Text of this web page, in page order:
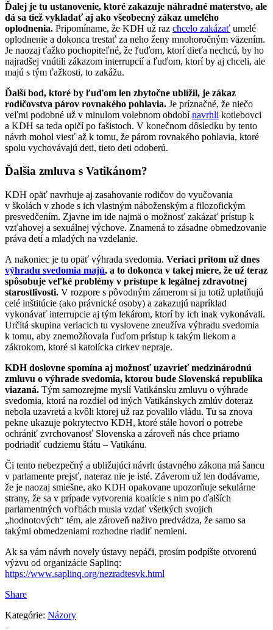
Ďalej je tu ustanovenie, ktoré zakazuje náhradné materstvo, ale
dá sa tiež vykladať aj ako všeobecný zákaz umelého
oplodnenia. Pripomíname, že KDH už raz chcelo zakázať umelé
oplodnenie a dokonca trestať za neho ženy mnohoročným väzením.
Je naozaj ťažko pochopiteľné, že ľuďom, ktorí dieťa nechcú, by ho
najradšej vnútili zákazom interrupcií a ľuďom, ktorí by aj chceli, ale
majú s tým ťažkosti, to zakážu.
Ďalší bod, ktoré by ľuďom len zbytočne ublížil, je zákaz
rodičovstva párov rovnakého pohlavia. Je príznačné, že niečo
veľmi podobné už v minulom volebnom obdobínavrhli kotlebovci
a KDH sa teda opičí po fašistoch. V konečnom dôsledku by tento
návrh mohol viesť až k tomu, že párom rovnakého pohlavia, ktoré
spolu vychovávajú deti, tieto deti odoberú.
Ďalšia zmluva s Vatikánom?
KDH opäť navrhuje aj zasahovanie rodičov do vyučovania
v školách v zhode s ich vlastným náboženským a filozofickým
presvedčením. Zjavne im ide najmä o možnosť zakázať prístup k
vzťahovej a sexuálnej výchove. Znamená to zásadne obmedzovanie
práva detí a mladých na vzdelanie.
A nakoniec je tu opäť výhrada svedomia. Veriaci pritom už dnes
výhradu svedomia majú, a to dokonca v takej miere, že už teraz
spôsobuje veľké problémy v prístupe k legálnej zdravotnej
starostlivosti. V rozpore s pôvodným zámerom si ju totiž uplatňujú
celé inštitúcie (ako právnické osoby) a zakazujú napríklad
vykonávať interrupcie aj tým lekárom, ktorí by ich inak vykonávali.
Určitá skupina veriacich tu vyslovene zneužíva výhradu svedomia
k tomu, aby znemožňovala ľuďom prístup k takým liekom a
zákrokom, ktoré si katolícka cirkev nepraje.
KDH doslovne spomína aj možnosť uzavrieť medzinárodnú
zmluvu o výhrade svedomia, ktorou bude Slovenská republika
viazaná. Tým samozrejme myslí Vatikánsku zmluvu o výhrade
svedomia, ktorá na rozdiel od iných Vatikánskych zmlúv doteraz
nebola uzavretá a kvôli ktorej už raz povalilo vládu. Tu sa znova
pekne ukazuje pokrytectvo KDH, ktoré stále hovorí o potrebe
ochrániť zvrchovanosť Slovenska a zároveň nás chce priamo
podriadiť cudziemu štátu – Vatikánu.
Či tento nebezpečný a ubližujúci návrh ústavného zákona má šancu
v parlamente prejsť, nateraz nie je isté. Záverom už len dodávame,
že je naozaj smiešne, ako KDH opakovane upozorňuje sekulárne
strany, že sa v prípade vytvorenia koalície s nim po ďalších
parlamentných voľbách musia vzdať všetkých svojich
„hodnotových“ tém, ale zároveň naživo predvádza, že samo sa
takými obmedzeniami rozhodne riadiť nemieni.
Ak sa vám návrh novely ústavy nepáči, prosím podpíšte otvorenú
výzvu od organizácie Saplinq:
https://www.saplinq.org/nezradtesvk.html
Share
Kategórie: Názory